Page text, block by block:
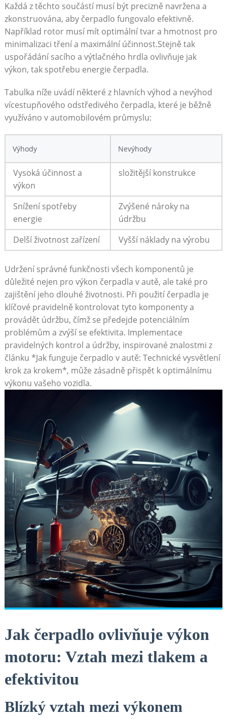
Každá z⁤ těchto⁣ součástí musí být precizně‍ navržena a
zkonstruována, ​aby čerpadlo fungovalo efektivně.
Například rotor‍ musí mít optimální‌ tvar‌ a hmotnost pro
minimalizaci tření​ a maximální účinnost.Stejně tak
uspořádání sacího ⁢a výtlačného hrdla ovlivňuje jak
výkon, ⁤tak spotřebu energie čerpadla. ⁣
Tabulka⁣ níže uvádí ⁣některé ‍z ‍hlavních⁤ výhod a nevýhod
vícestupňového ⁤odstředivého čerpadla, které je⁣ běžně
využíváno v ‍automobilovém průmyslu:
Výhody Nevýhody
Vysoká účinnost a
výkon
složitější​ konstrukce
Snížení⁤ spotřeby⁣
energie
Zvýšené nároky na
údržbu
Delší​ životnost zařízení
Vyšší náklady⁢ na⁤ výrobu
Udržení ⁣správné⁤ funkčnosti⁤ všech komponentů je
důležité​ nejen‍ pro výkon čerpadla ‌v ⁤autě, ale také ⁢pro
zajištění jeho dlouhé životnosti. Při použití čerpadla⁢ je
klíčové pravidelně kontrolovat‍ tyto komponenty a
‍provádět ⁣údržbu, čímž se ⁣předejde potenciálním
problémům a ‍zvýší se efektivita. Implementace
pravidelných kontrol​ a údržby, ⁣inspirované​ znalostmi z ​
článku *Jak funguje⁣ čerpadlo⁤ v autě:⁣ Technické vysvětlení
krok za⁢ krokem*, může zásadně přispět k optimálnímu
výkonu ⁤vašeho ‍vozidla.
Jak čerpadlo ovlivňuje⁤ výkon⁤
motoru: Vztah mezi tlakem a
⁣efektivitou
Blízký vztah mezi ⁣výkonem